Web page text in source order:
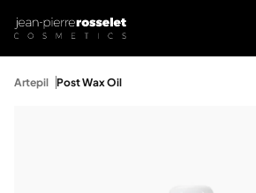
Artepil Post Wax Oil